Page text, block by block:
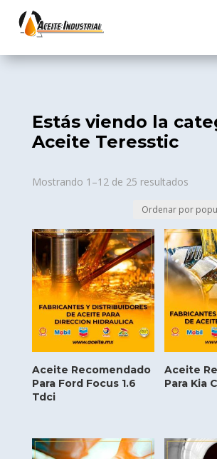
Estás viendo la
Aceite Teresstic
Mostrando 1–12 de 25 resultadosSorted
Aceite Recomendado
Para Ford Focus 1.6
Tdci
Aceite
Para Kia